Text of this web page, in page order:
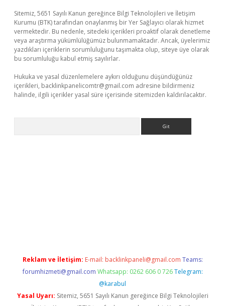
Sitemiz, 5651 Sayılı Kanun gereğince Bilgi Teknolojileri ve İletişim
Kurumu (BTK) tarafından onaylanmış bir Yer Sağlayıcı olarak hizmet
vermektedir. Bu nedenle, sitedeki içerikleri proaktif olarak denetleme
veya araştırma yükümlülüğümüz bulunmamaktadır. Ancak, üyelerimiz
yazdıkları içeriklerin sorumluluğunu taşımakta olup, siteye üye olarak
bu sorumluluğu kabul etmiş sayılırlar.
Hukuka ve yasal düzenlemelere aykırı olduğunu düşündüğünüz
içerikleri, backlinkpanelicomtr@gmail.com adresine bildirmeniz
halinde, ilgili içerikler yasal süre içerisinde sitemizden kaldırılacaktır.
Reklam ve İletişim: E-mail: backlinkpaneli@gmail.com Teams:
forumhizmeti@gmail.com Whatsapp: 0262 606 0 726 Telegram:
@karabul
Yasal Uyarı: Sitemiz, 5651 Sayılı Kanun gereğince Bilgi Teknolojileri